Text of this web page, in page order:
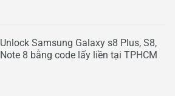
Unlock Samsung Galaxy s8 Plus, S8,
Note 8 bằng code lấy liền tại TPHCM